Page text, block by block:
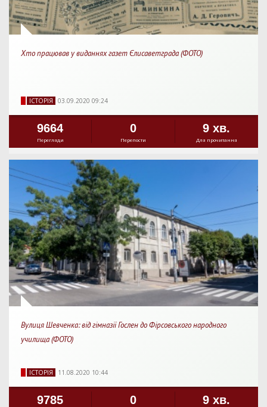
Хто працював у виданнях газет Єлисаветграда (ФОТО)
IСТОРIЯ 03.09.2020 09:24
9664
Перегляди
0
Перепости
9 хв.
Для прочитання
Вулиця Шевченка: від гімназії Гослен до Фірсовського народного
училища (ФОТО)
IСТОРIЯ 11.08.2020 10:44
9785 0 9 хв.